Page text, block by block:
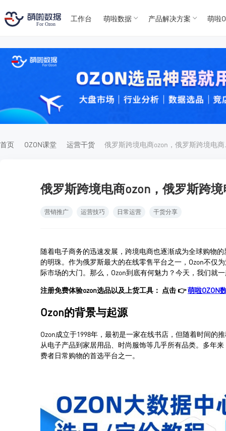
For
For
工作台 萌啦数据 产品解决方案 萌啦
首页 OZON课堂 运营干货
俄罗斯跨境电商ozon，俄罗斯跨
营销推广 运营技巧 日常运营 干货分享